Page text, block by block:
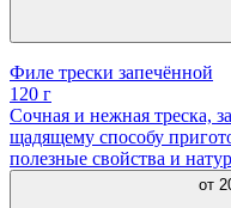
Филе трески запечённой
120 г
Сочная и нежная треска,
щадящему способу
полезные свойства и
от